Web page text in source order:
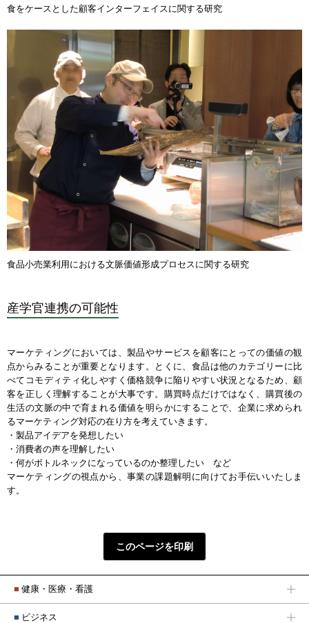
食をケースとした顧客インターフェイスに関する研究
食品小売業利用における文脈価値形成プロセスに関する研究
産学官連携の可能性
マーケティングにおいては、製品やサービスを顧客にとっての価値の観
点からみることが重要となります。とくに、食品は他のカテゴリーに比
べてコモディティ化しやすく価格競争に陥りやすい状況となるため、顧
客を正しく理解することが大事です。購買時点だけではなく、購買後の
生活の文脈の中で育まれる価値を明らかにすることで、企業に求められ
るマーケティング対応の在り方を考えていきます。
・製品アイデアを発想したい
・消費者の声を理解したい
・何がボトルネックになっているのか整理したい など
マーケティングの視点から、事業の課題解明に向けてお手伝いいたしま
す。
このページを印刷
■ 健康・医療・看護
■ ビジネス